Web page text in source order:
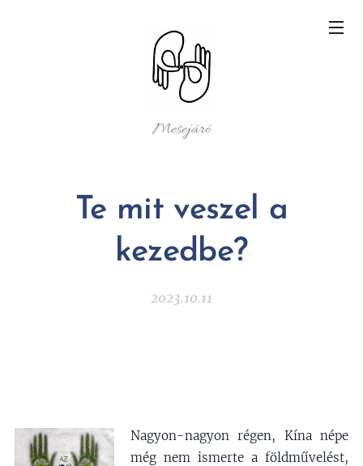
Mesejáró
Te mit veszel a
kezedbe?
2023.10.11
Nagyon-nagyon régen, Kína népe
még nem ismerte a földművelést,